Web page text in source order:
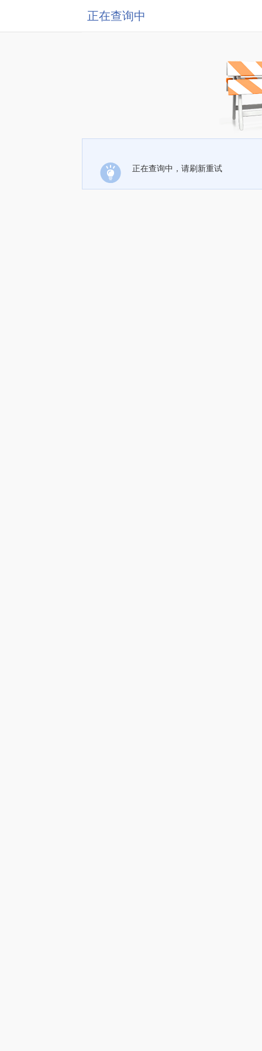
正在查询中
正在查询中，请刷新重试